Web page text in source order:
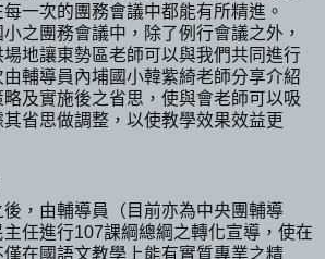
一次的團務會議中都能有所精進。
團務會議中，除了例行會議之外，
地讓東勢區老師可以與我們共同進行
輔導員內埔國小韓紫綺老師分享介紹
及實施後之省思，使與會老師可以吸
省思做調整，以使教學效果效益更
由輔導員（目前亦為中央團輔導
任進行107課綱總綱之轉化宣導，使在
在國語文教學上能有實質專業之精